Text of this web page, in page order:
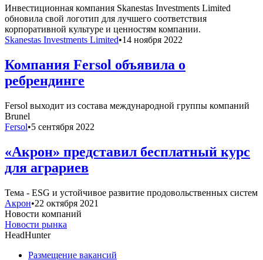
Инвестиционная компания Skanestas Investments Limited
обновила свой логотип для лучшего соответствия
корпоративной культуре и ценностям компании.
Skanestas Investments Limited•14 ноября 2022
Компания Fersol объявила о
ребрендинге
Fersol выходит из состава международной группы компаний
Brunel
Fersol•5 сентября 2022
«Акрон» представил бесплатный курс
для аграриев
Тема - ESG и устойчивое развитие продовольственных систем
Акрон•22 октября 2021
Новости компаний
Новости рынка
HeadHunter
Размещение вакансий